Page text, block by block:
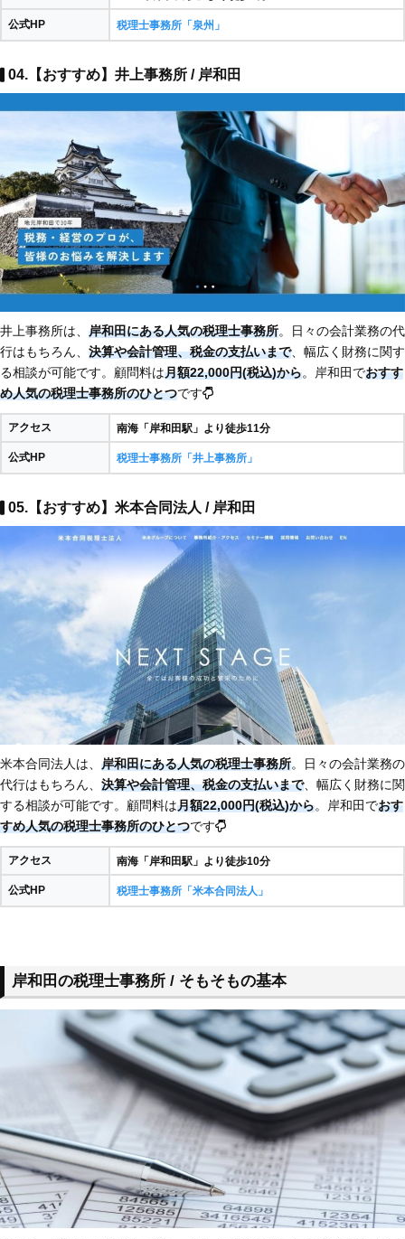
公式HP 税理士事務所「泉州」
04.【おすすめ】井上事務所 / 岸和田
井上事務所は、 岸和田にある人気の税理士事務所。日々の会計業務の代
行はもちろん、 決算や会計管理、税金の支払いまで、幅広く財務に関す
る相談が可能です。顧問料は月額22,000円(税込)から。岸和田でおすす
め人気の税理士事務所のひとつです
アクセス 南海「岸和田駅」より徒歩11分
公式HP 税理士事務所「井上事務所」
05.【おすすめ】米本合同法人 / 岸和田
米本合同法人は、 岸和田にある人気の税理士事務所。日々の会計業務の
代行はもちろん、 決算や会計管理、税金の支払いまで、幅広く財務に関
する相談が可能です。顧問料は月額22,000円(税込)から。岸和田でおす
すめ人気の税理士事務所のひとつです
アクセス 南海「岸和田駅」より徒歩10分
公式HP 税理士事務所「米本合同法人」
岸和田の税理士事務所 / そもそもの基本